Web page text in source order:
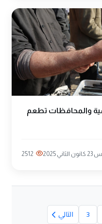
والمحافظات تطعم
2025
2512
3 التالي